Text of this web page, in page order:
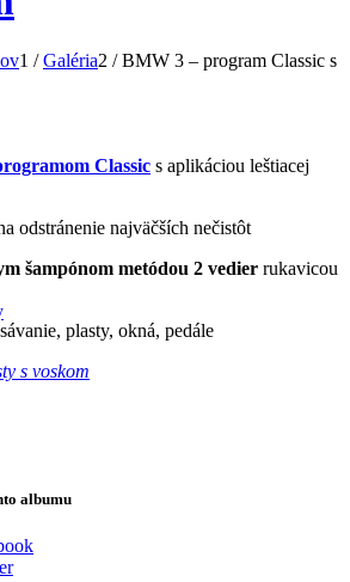
1 / Galéria2 / BMW 3 – program Classic s
Classic s aplikáciou leštiacej
odstránenie najväčších nečistôt
šampónom metódou 2 vedier rukavicou
plasty, okná, pedále
s voskom
albumu